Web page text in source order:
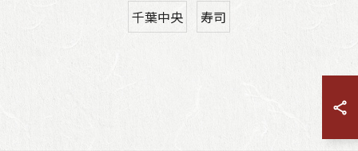
千葉中央 寿司